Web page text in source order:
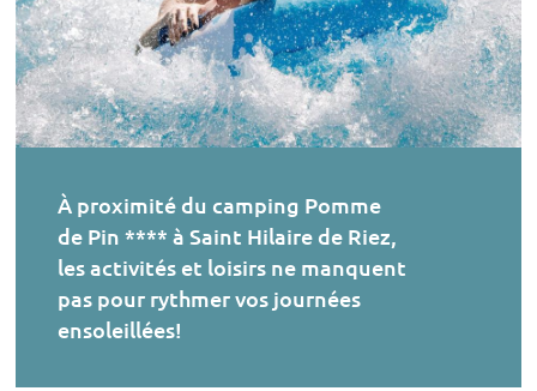
À proximité du camping Pomme
de Pin **** à Saint Hilaire de Riez,
les activités et loisirs ne manquent
pas pour rythmer vos journées
ensoleillées!